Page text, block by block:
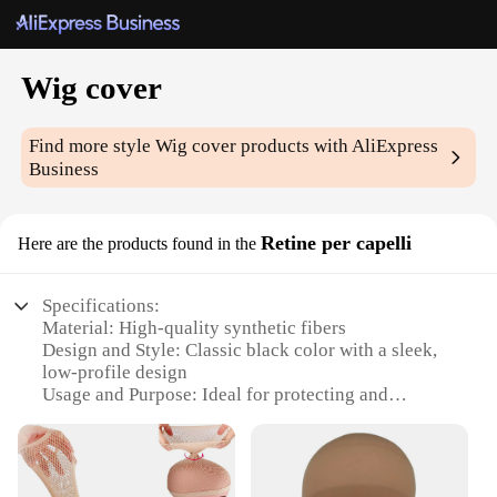
Wig cover
Find more styleWig cover products with AliExpress
Business
Here are the products found in the Retine per capelli
Specifications:
Material: High-quality synthetic fibers
Design and Style: Classic black color with a sleek,
low-profile design
Usage and Purpose: Ideal for protecting and
Performance and Property: Durable and lightweight,
ensuring longevity and ease of use
Shape or Size or Weight or Quantity: Available in a